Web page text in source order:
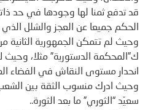
قد تدفع ثمنا لها وجودها في حد
الحكم جميعا عن العجز والشلل
وحيث لم تتمكن الجمهورية الثانية
ك”المحكمة الدستورية” مثلا،
انحدار مستوى النقاش في الفضاء
وحيث ادرك منسوب الثقة بين
سعيّد “الثوري” ما بعد الثورة..